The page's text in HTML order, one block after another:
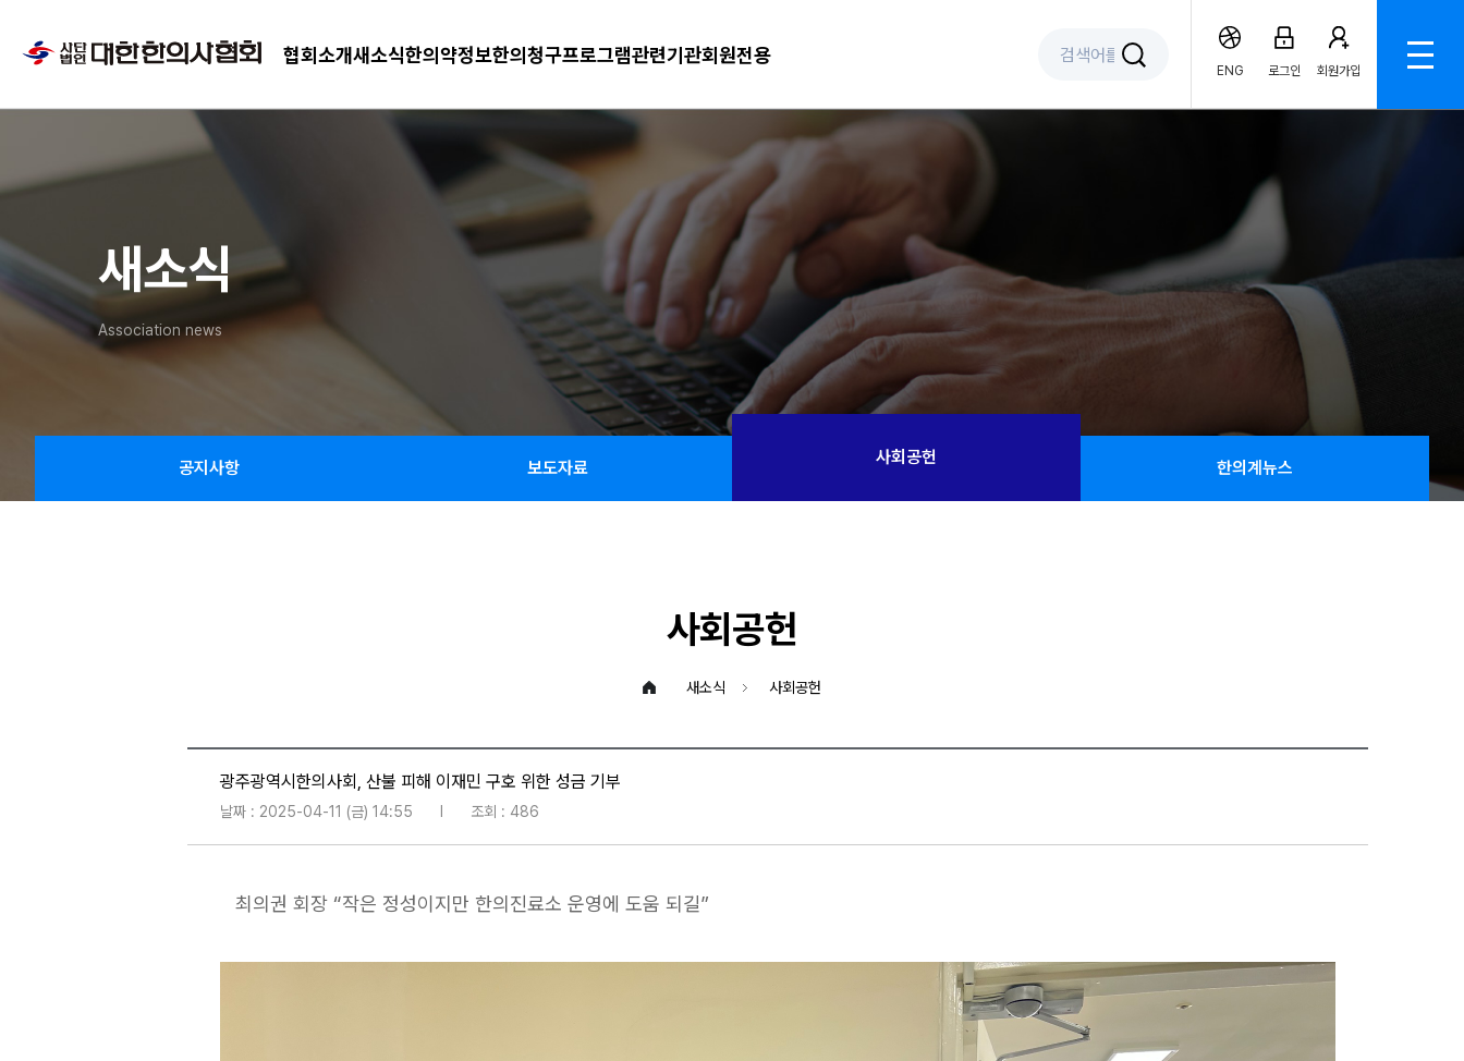
협회소개새소식한의약정보한의청구프로그램관련기관회원전용
ENG 로그인 회원가입
새소식
Association news
공지사항 보도자료
사회공헌
한의계뉴스
사회공헌
새소식 사회공헌
광주광역시한의사회, 산불 피해 이재민 구호 위한 성금 기부
날짜 : 2025-04-11 (금) 14:55 조회 : 486
최의권 회장 “작은 정성이지만 한의진료소 운영에 도움 되길”